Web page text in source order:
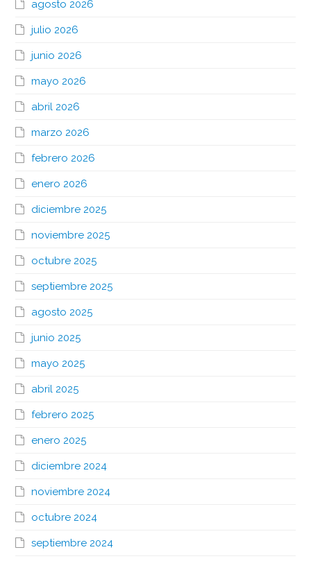
agosto 2026
julio 2026
junio 2026
mayo 2026
abril 2026
marzo 2026
febrero 2026
enero 2026
diciembre 2025
noviembre 2025
octubre 2025
septiembre 2025
agosto 2025
junio 2025
mayo 2025
abril 2025
febrero 2025
enero 2025
diciembre 2024
noviembre 2024
octubre 2024
septiembre 2024